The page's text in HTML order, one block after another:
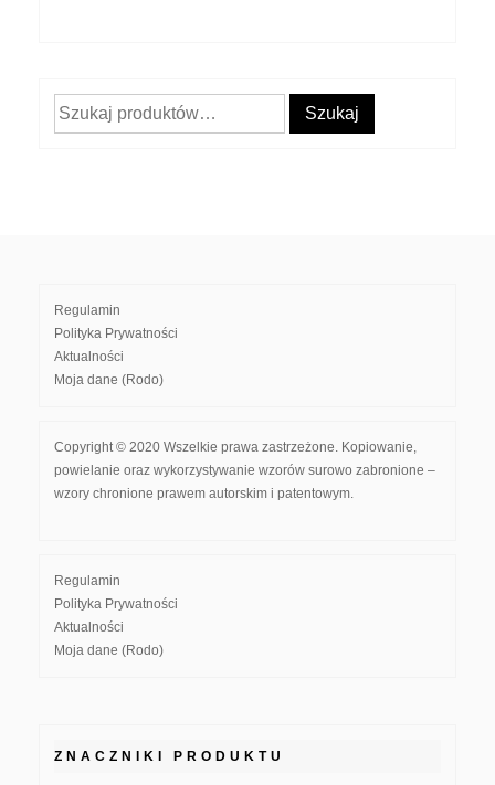
Szukaj: Szukaj
Regulamin
Polityka Prywatności
Aktualności
Moja dane (Rodo)
Copyright © 2020 Wszelkie prawa zastrzeżone. Kopiowanie,
powielanie oraz wykorzystywanie wzorów surowo zabronione –
wzory chronione prawem autorskim i patentowym.
Regulamin
Polityka Prywatności
Aktualności
Moja dane (Rodo)
ZNACZNIKI PRODUKTU